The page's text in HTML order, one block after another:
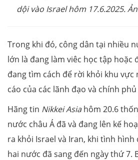
dội vào Israel hôm 17.6.2025.
Trong khi đó, công dân tại nhiều
lớn là đang làm viêc học tập hoặc
đang tìm cách để rời khỏi khu vực
cáo của các lãnh đạo và chính
Hãng tin Nikkei Asiahôm 20.6
nước châu Á đã và đang lên kế
ra khỏi Israel và Iran, khi tình hình
hai nước đã sang đến ngày thứ 7.